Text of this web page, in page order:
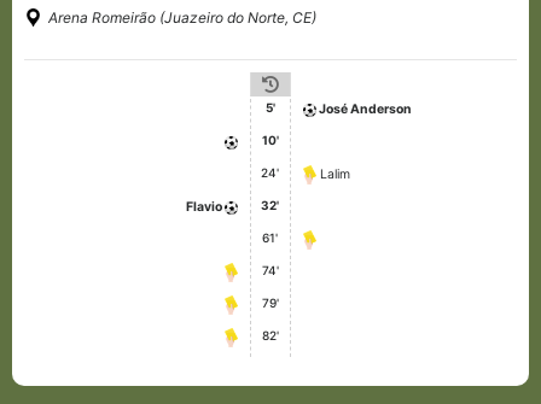
Arena Romeirão (Juazeiro do Norte, CE)
5' José Anderson
10'
24' Lalim
Flavio 32'
61'
74'
79'
82'